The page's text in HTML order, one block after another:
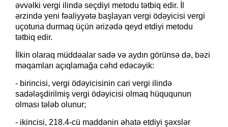
əvvəlki vergi ilində seçdiyi metodu tətbiq edir. İl
ərzində yeni fəaliyyətə başlayan vergi ödəyicisi vergi
uçotuna durmaq üçün ərizədə qeyd etdiyi metodu
tətbiq edir.
İlkin olaraq müddəalar sadə və aydın görünsə də, bəzi
məqamları açıqlamağa cəhd edəcəyik:
- birincisi, vergi ödəyicisinin cari vergi ilində
sadələşdirilmiş vergi ödəyicisi olmaq hüququnun
olması tələb olunur;
- ikincisi, 218.4-cü maddənin əhatə etdiyi şəxslər